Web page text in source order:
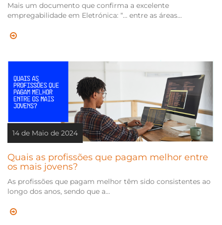
Mais um documento que confirma a excelente
empregabilidade em Eletrónica: “… entre as áreas...
14 de Maio de 2024
Quais as profissões que pagam melhor entre
os mais jovens?
As profissões que pagam melhor têm sido consistentes ao
longo dos anos, sendo que a...